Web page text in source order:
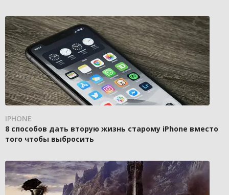
IPHONE
8 способов дать вторую жизнь старому iPhone вместо
того чтобы выбросить